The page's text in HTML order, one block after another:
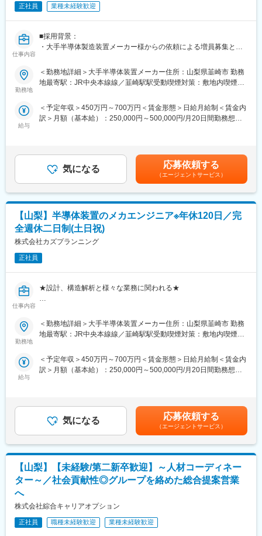
100年の歴史を持つ医療機器メーカーです。
むことができます。
1）初期研修：導入研修
就業規則や評価制度の説明など
3）入社3年目～キャリアUP支援制度
ベテラン技術者の指導やe-learningも充実しています。
ご希望を最大限加味し、キャリアUPや給与UPのサポートをいた
します。
■当社、仕事の魅力
・「FOR Alliance System」という、担当営業、クライアントリー
ダー、シニアエキスパートの3者によるサポート体制があります。
・ワールドインテックのワークスタイルは、あなたのキャリア形
成をともに考え、自分に合った分野・勤務地で働けるワークスタ
イルです。
変更の範囲：会社の定める業務
正社員 業種未経験歓迎
仕事内容
■採用背景：
・大手半導体製造装置メーカー様からの依頼による増員募集とな
弊社の正社員として採用し、必要な研修を行った後、大手半導体
製造装置メーカー様に常駐し、半導体製造装置のプロセス開発及
び評価を行う業務を担当いただきます。
■主な業務：
・装置オペレーション
定、他）
・クリーンルーム内作業あり
※ウェハの測定、半導体を作る上でのデータ作成、成分分析、電子
顕微鏡を使った膜厚調査、その後データを解析する業務をお任せ
したいと考えています。
■評価について：
・社員1人1人の評価は、目標に対する成果、お客様からの評価も
加味し総合的に判断をしていきます。また縦の評価だけでなく他
■キャリアパスについて：
・正社員雇用ですので、マネジメント力を磨き、主任、課長、部
力を磨き、主務、主査、参事とキャリアを積んでいく方に分かれ
ます。
・常駐先にも仲間が沢山おり、それ以外にもBBQや忘年会、新年
会などのイベントも沢山あるので、
勤務地
＜勤務地詳細＞大手半導体装置メーカー住所：山梨県韮崎市 勤務
地最寄駅：JR中央本線線／韮崎駅駅受動喫煙対策：敷地内喫煙可
給与
＜予定年収＞450万円～700万円＜賃金形態＞日給月給制＜賃金内
訳＞月額（基本給）：250,000円～500,000円/月20日間勤務想定
を通じて上下する可能性があります。月給(月額)は固定手当を含め
た表記です。気になる 応募依頼する
（エージェントサービス）
【山梨】半導体装置のメカエンジニア※年休120日／完
全週休二日制(土日祝)
株式会社カズプランニング
正社員
仕事内容
★設計、構造解析と様々な業務に関われる★
・大手半導体製造装置メーカー様からの依頼による増員募集とな
ります。
弊社の正社員として採用し、必要な研修を行った後、大手半導体
CAD 製図を行う業務を担当いただきます。
・パーツ、制御機器の選定や技術的検討、製造工程への組立指示
書の作成
■評価について：
・社員1人1人の評価は、目標に対する成果、お客様からの評価も
加味し総合的に判断をしていきます。また縦の評価だけでなく他
の社員からの評価、いわゆる横の評価も入りますので公平な評価
がされます。
■キャリアパスについて：
・正社員雇用ですので、マネジメント力を磨き、主任、課長、部
長とキャリアを積んでいく方と、エンジニアとして専門的な技術
勤務地
＜勤務地詳細＞大手半導体装置メーカー住所：山梨県韮崎市 勤務
地最寄駅：JR中央本線線／韮崎駅駅受動喫煙対策：敷地内喫煙可
給与
＜予定年収＞450万円～700万円＜賃金形態＞日給月給制＜賃金内
訳＞月額（基本給）：250,000円～500,000円/月20日間勤務想定
を通じて上下する可能性があります。月給(月額)は固定手当を含め
た表記です。気になる 応募依頼する
（エージェントサービス）
【山梨】【未経験/第二新卒歓迎】～人材コーディネー
ター～／社会貢献性◎グループを絡めた総合提案営業
へ
株式会社綜合キャリアオプション
正社員 職種未経験歓迎 業種未経験歓迎